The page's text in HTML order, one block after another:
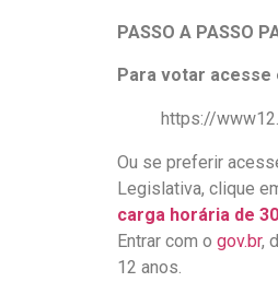
PASSO A PASSO
Para votar acesse
https://
Ou se preferir
Legislativa, clique
carga horária de
Entrar com o gov.br,
12 anos.